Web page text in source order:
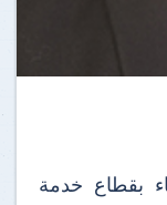
بقطاع خدمة